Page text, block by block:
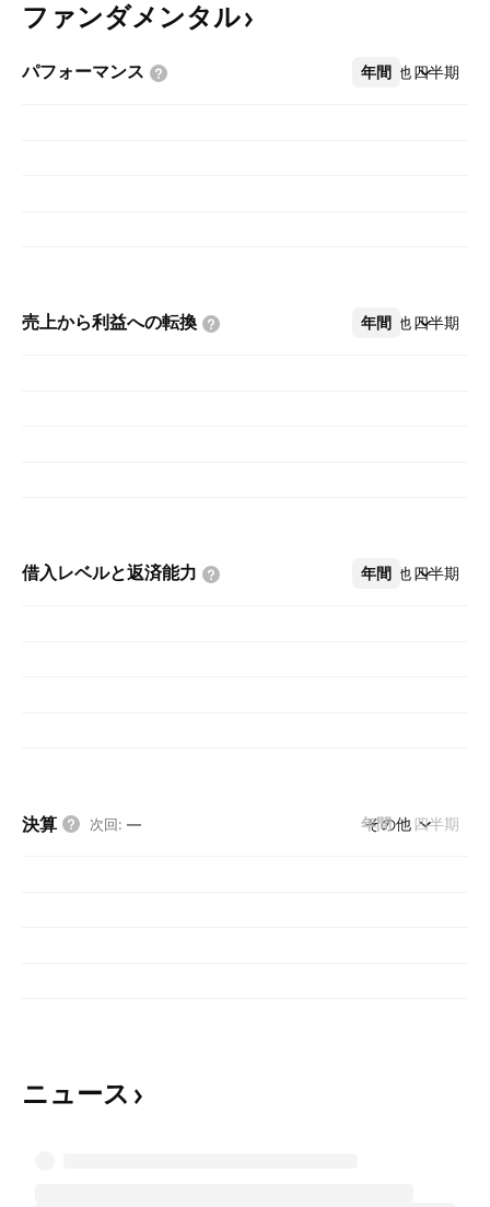
ファンダメンタル
パフォーマンス 年間 四半期
その他
売上から利益への転換 年間 四半期
その他
借入レベルと返済能力 年間 四半期
その他
決算 次回: — 年間 四半期
その他
ニュース